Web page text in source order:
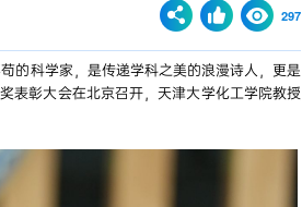
297
的科学家，是传递学科之美的浪漫诗人，更是
表彰大会在北京召开，天津大学化工学院教授